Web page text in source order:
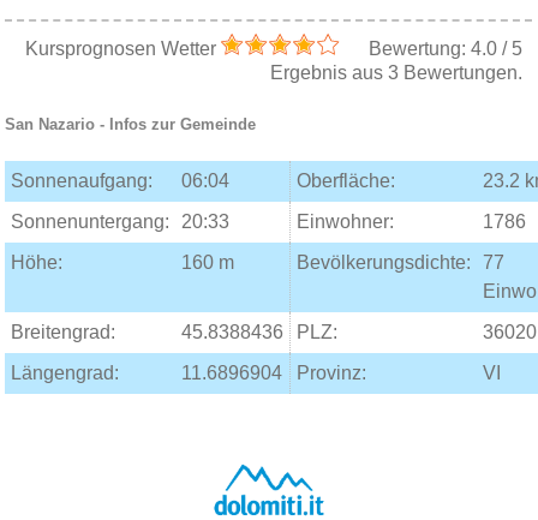
Kursprognosen Wetter Bewertung: 4.0/ 5
Ergebnis aus 3 Bewertungen.
San Nazario - Infos zur Gemeinde
Sonnenaufgang: 06:04 Oberfläche:
23.2
Sonnenuntergang:
20:33 Einwohner:
1786
Höhe:
160 m Bevölkerungsdichte:
77
Breitengrad:
45.8388436 PLZ:
36020
Längengrad:
11.6896904 Provinz: VI